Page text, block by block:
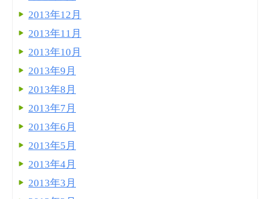
2013年12月
2013年11月
2013年10月
2013年9月
2013年8月
2013年7月
2013年6月
2013年5月
2013年4月
2013年3月